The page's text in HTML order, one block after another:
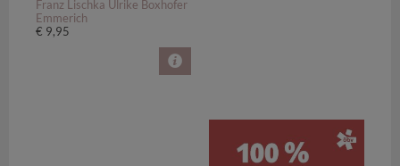
Franz Lischka Ulrike Boxhofer
Emmerich
€ 9,95